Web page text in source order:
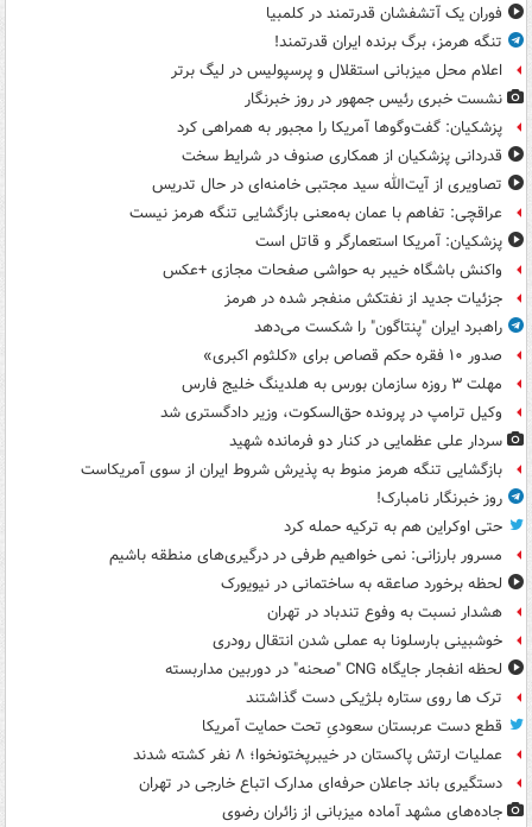
فوران یک آتشفشان قدرتمند در کلمبیا
تنگه هرمز، برگ برنده ایران قدرتمند!
اعلام محل میزبانی استقلال و پرسپولیس در لیگ برتر
نشست خبری رئیس جمهور در روز خبرنگار
پزشکیان: گفت‌وگوها آمریکا را مجبور به همراهی کرد
قدردانی پزشکیان از همکاری صنوف در شرایط سخت
تصاویری از آیت‌الله سید مجتبی خامنه‌ای در حال تدریس
عراقچی: تفاهم با عمان به‌معنی بازگشایی تنگه هرمز نیست
پزشکیان: آمریکا استعمارگر و قاتل است
واکنش باشگاه خیبر به حواشی صفحات مجازی +عکس
جزئیات جدید از نفتکش منفجر شده در هرمز
راهبرد ایران "پنتاگون" را شکست می‌دهد
صدور ۱۰ فقره حکم قصاص برای «کلثوم اکبری»
مهلت ۳ روزه سازمان بورس به هلدینگ خلیج فارس
وکیل ترامپ در پرونده حق‌السکوت، وزیر دادگستری شد
سردار علی عظمایی در کنار دو فرمانده شهید
بازگشایی تنگه هرمز منوط به پذیرش شروط ایران از سوی آمریکاست
روز خبرنگار نامبارک!
حتی اوکراین هم به ترکیه حمله کرد
مسرور بارزانی: نمی خواهیم طرفی در درگیری‌های منطقه باشیم
لحظه برخورد صاعقه به ساختمانی در نیویورک
هشدار نسبت به وفوع تندباد در تهران
خوشبینی بارسلونا به عملی شدن انتقال رودری
لحظه انفجار جایگاه CNG "صحنه" در دوربین مداربسته
ترک ها روی ستاره بلژیکی دست گذاشتند
قطع دست عربستان سعودیِ تحت حمایت آمریکا
عملیات ارتش پاکستان در خیبرپختونخوا؛ ۸ نفر کشته شدند
دستگیری باند جاعلان حرفه‌ای مدارک اتباع خارجی در تهران
جاده‌های مشهد آماده میزبانی از زائران رضوی